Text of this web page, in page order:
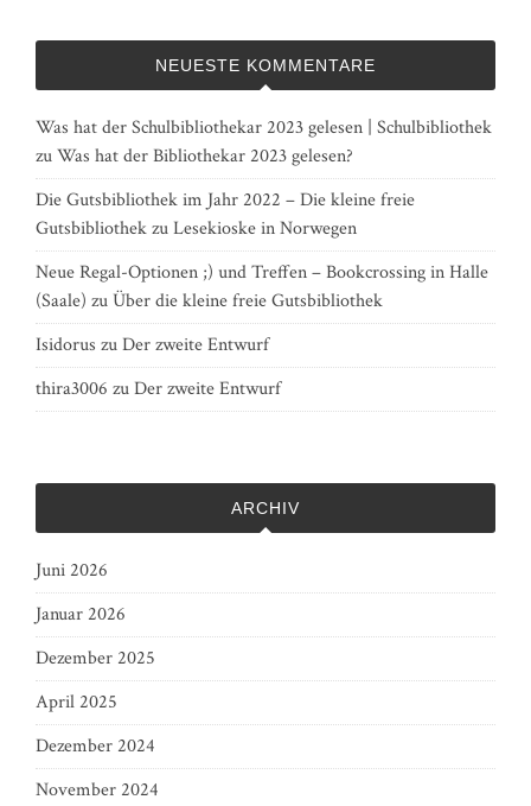
NEUESTE KOMMENTARE
Was hat der Schulbibliothekar 2023 gelesen | Schulbibliothek
zuWas hat der Bibliothekar 2023 gelesen?
Die Gutsbibliothek im Jahr 2022 – Die kleine freie
GutsbibliothekzuLesekioske in Norwegen
Neue Regal-Optionen ;) und Treffen – Bookcrossing in Halle
(Saale) zuÜber die kleine freie Gutsbibliothek
Isidorus zuDer zweite Entwurf
thira3006 zuDer zweite Entwurf
ARCHIV
Juni 2026
Januar 2026
Dezember 2025
April 2025
Dezember 2024
November 2024